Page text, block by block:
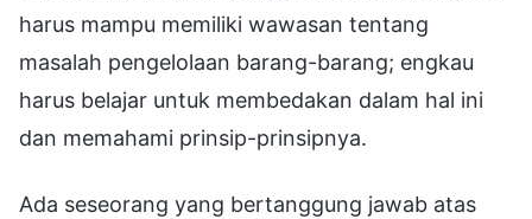
harus mampu memiliki wawasan tentang
masalah pengelolaan barang-barang; engkau
harus belajar untuk membedakan dalam hal ini
dan memahami prinsip-prinsipnya.
Ada seseorang yang bertanggung jawab atas